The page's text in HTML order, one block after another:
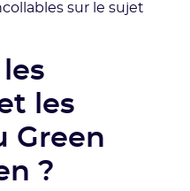
sur le sujet
les
Green
?